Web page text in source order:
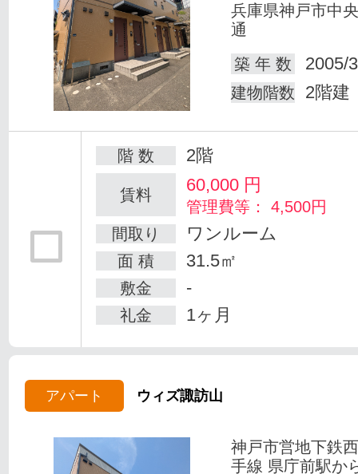
兵庫県神戸市中
通
築 年 数
2005/
建物階数 2階建
階 数 2階
賃料 60,000 円
管理費等： 4,500円
間取り
ワンルーム
面 積 31.5㎡
敷金 -
礼金 1ヶ月
アパート ウィズ諏訪山
神戸市営地下鉄
手線 県庁前駅か